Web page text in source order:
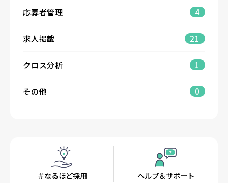
応募者管理 4
求人掲載 21
クロス分析 1
その他 0
＃なるほど採用 ヘルプ＆サポート